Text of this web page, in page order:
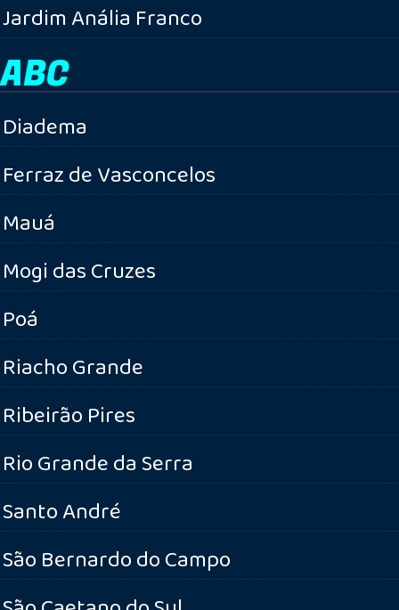
Jardim Anália Franco
ABC
Diadema
Ferraz de Vasconcelos
Mauá
Mogi das Cruzes
Poá
Riacho Grande
Ribeirão Pires
Rio Grande da Serra
Santo André
São Bernardo do Campo